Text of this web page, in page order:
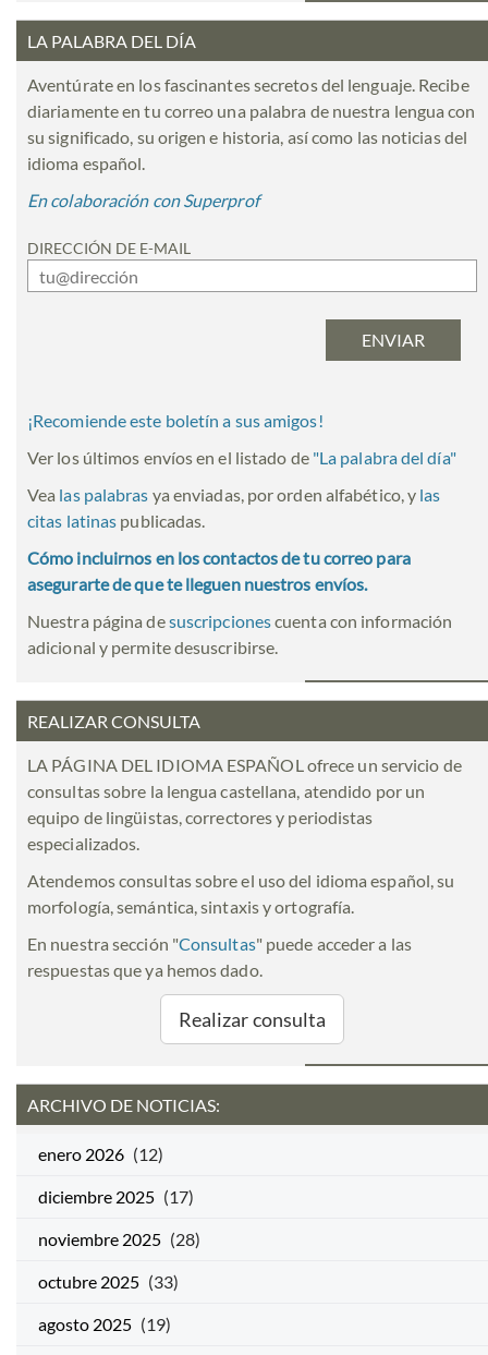
LA PALABRA DEL DÍA
Aventúrate en los fascinantes secretos del lenguaje. Recibe
diariamente en tu correo una palabra de nuestra lengua con
su significado, su origen e historia, así como las noticias del
idioma español.
En colaboración con Superprof
DIRECCIÓN DE E-MAIL
¡Recomiende este boletín a sus amigos!
Ver los últimos envíos en el listado de "La palabra del día"
Vea las palabras ya enviadas, por orden alfabético, y las
citas latinas publicadas.
Cómo incluirnos en los contactos de tu correo para
asegurarte de que te lleguen nuestros envíos.
Nuestra página desuscripcionescuenta con información
adicional y permite desuscribirse.
REALIZAR CONSULTA
LA PÁGINA DEL IDIOMA ESPAÑOL ofrece un servicio de
consultas sobre la lengua castellana, atendido por un
equipo de lingüistas, correctores y periodistas
especializados.
Atendemos consultas sobre el uso del idioma español, su
morfología, semántica, sintaxis y ortografía.
En nuestra sección "Consultas" puede acceder a las
respuestas que ya hemos dado.
Realizar consulta
ARCHIVO DE NOTICIAS:
enero 2026 (12)
diciembre 2025 (17)
noviembre 2025 (28)
octubre 2025 (33)
agosto 2025 (19)